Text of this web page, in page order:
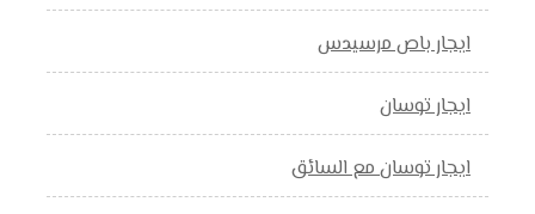
ايجار باص مرسيدس
ايجار توسان
ايجار توسان مع السائق